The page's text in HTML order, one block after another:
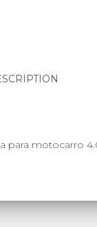
para motocarro